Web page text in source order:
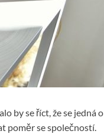
by se říct, že se jedná o
poměr se společností.